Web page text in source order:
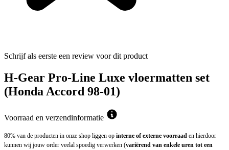
Schrijf als eerste een review voor dit product
H-Gear Pro-Line Luxe vloermatten set
(Honda Accord 98-01)
Voorraad en verzendinformatie
80% van de producten in onze shop liggen op interne of externe voorraad en hierdoor
kunnen wij jouw order veelal spoedig verwerken (variërend van enkele uren tot een